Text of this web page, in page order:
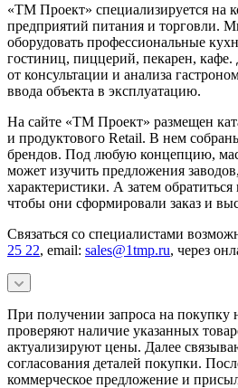
«ТМ Проект» специализируется на
предприятий питания и торговли.
оборудовать профессиональные
гостиниц, пиццерий, пекарен,
от консультации и анализа
ввода объекта в эксплуатацию.
На сайте «ТМ Проект» размещен
и продуктового Retail. В нем
брендов. Под любую концепцию,
может изучить предложения
характеристики. А затем
чтобы они сформировали заказ и
Связаться со специалистами
25 22, email: sales@1tmp.ru, через
При получении запроса на покупку
проверяют наличие указанных
актуализируют цены. Далее
согласования деталей покупки.
коммерческое предложение и